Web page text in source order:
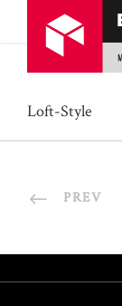
Loft-Style
PREV